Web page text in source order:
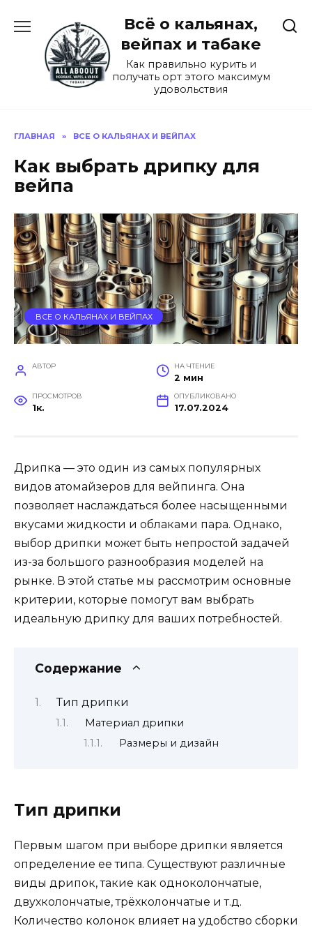
содержанию
Всё о кальянах,
вейпах и табаке
Как правильно курить и
получать орт этого максимум
удовольствия
ГЛАВНАЯ » ВСЕ О КАЛЬЯНАХ И ВЕЙПАХ
Как выбрать дрипку для
вейпа
ВСЕ О КАЛЬЯНАХ И ВЕЙПАХ
АВТОР НА ЧТЕНИЕ
2 мин
ПРОСМОТРОВ
1к.
ОПУБЛИКОВАНО
17.07.2024
Дрипка — это один из самых популярных
видов атомайзеров для вейпинга. Она
позволяет наслаждаться более насыщенными
вкусами жидкости и облаками пара. Однако,
выбор дрипки может быть непростой задачей
из-за большого разнообразия моделей на
рынке. В этой статье мы рассмотрим основные
критерии, которые помогут вам выбрать
идеальную дрипку для ваших потребностей.
Содержание
Тип дрипки
Материал дрипки
Размеры и дизайн
Тип дрипки
Первым шагом при выборе дрипки является
определение ее типа. Существуют различные
виды дрипок, такие как одноколончатые,
двухколончатые, трёхколончатые и т.д.
Количество колонок влияет на удобство сборки